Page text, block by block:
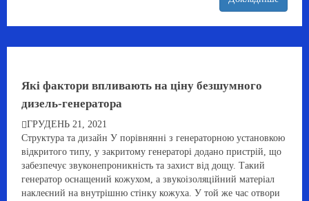
Які фактори впливають на ціну безшумного
дизель-генератора
ГРУДЕНЬ 21, 2021
Структура та дизайн У порівнянні з генераторною установкою
відкритого типу, у закритому генераторі додано пристрій, що
забезпечує звуконепроникність та захист від дощу. Такий
генератор оснащений кожухом, а звукоізоляційний матеріал
наклеєний на внутрішню стінку кожуха. У той же час отвори